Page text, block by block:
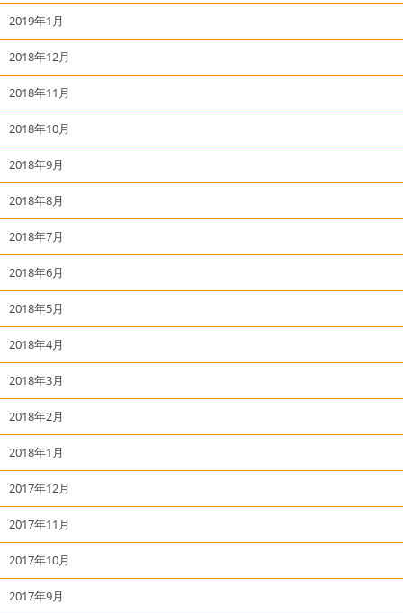
2019年1月
2018年12月
2018年11月
2018年10月
2018年9月
2018年8月
2018年7月
2018年6月
2018年5月
2018年4月
2018年3月
2018年2月
2018年1月
2017年12月
2017年11月
2017年10月
2017年9月